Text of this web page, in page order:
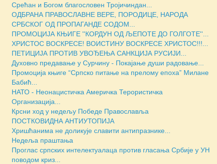
Срећан и Богом благословен Тројичиндан...
ОДБРАНА ПРАВОСЛАВНЕ ВЕРЕ, ПОРОДИЦЕ, НАРОДА
СРБСКОГ ОД ПРОПАГАНДЕ СОДОМ...
ПРОМОЦИЈА КЊИГЕ ''КОРДУН ОД ЉЕПОТЕ ДО ГОЛГОТЕ''...
ХРИСТОС ВОСКРЕСЕ! ВОИСТИНУ ВОСКРЕСЕ ХРИСТОС!!!...
ПЕТИЦИЈА ПРОТИВ УВОЂЕЊА САНКЦИЈА РУСИЈИ...
Духовно предавање у Сурчину - Покајање души радовање...
Промоција књиге “Српско питање на прелому епоха” Милане
Бабић...
НАТО - Неонацистичка Америчка Терористичка
Организација...
Крсни ход у недељу Победе Православља
ПОСТКОВИДНА АНТИУТОПИЈА
Хришћанима не доликује славити антипразнике...
Недеља праштања
Проглас српских интелектуалаца против гласања Србије у УН
поводом криз...